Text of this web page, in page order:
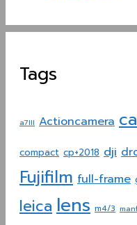
Tags
a7III Actioncamera
compact cp+2018 dji
Fujifilm full-frame
leica lens m4/3